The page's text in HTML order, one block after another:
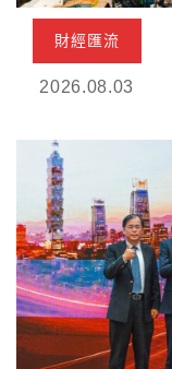
財經匯流
2026.08.03